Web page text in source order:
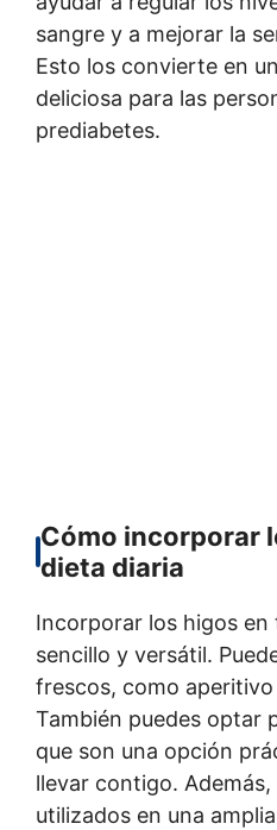
sangre y a mejorar la
Esto los convierte en
deliciosa para las
prediabetes.
Cómo incorporar
dieta diaria
Incorporar los higos en
sencillo y versátil.
frescos, como aperitivo
También puedes optar
que son una opción
llevar contigo.
utilizados en una